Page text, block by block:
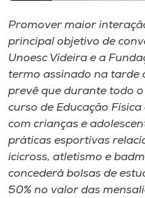
Unoesc
Store
o idioma
Promover maior
principal objetivo de
Unoesc Videira e a
termo assinado na tarde
prevê que durante todo
curso de Educação
com crianças e
práticas esportivas
icicross, atletismo e
concederá bolsas de
50% no valor da​s